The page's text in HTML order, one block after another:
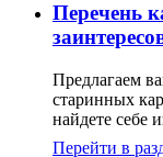
Перечень
Предлагаем
старинных
найдете себе
Перейти в